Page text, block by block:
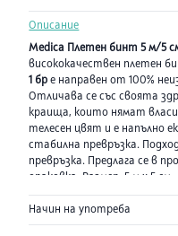
Описание
Medica Плетен бинт 5 м/5
висококачествен плетен
1 бр е направен от 100%
Отличава се със своята
краища, които нямат
телесен цвят и е напълно
стабилна превръзка.
превръзка. Предлага се в
опаковка. Размер: 5 м х 5 см.
Медика АДе български
медицински изделия и
над 40-годишна история.
Начин на употреба